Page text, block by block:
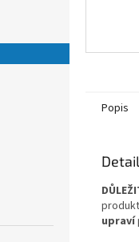
Popis
upraví